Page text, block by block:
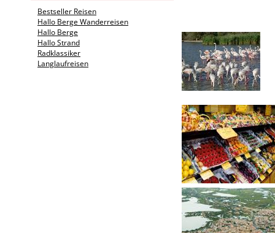
Bestseller Reisen
Hallo Berge Wanderreisen
Hallo Berge
Hallo Strand
Radklassiker
Langlaufreisen